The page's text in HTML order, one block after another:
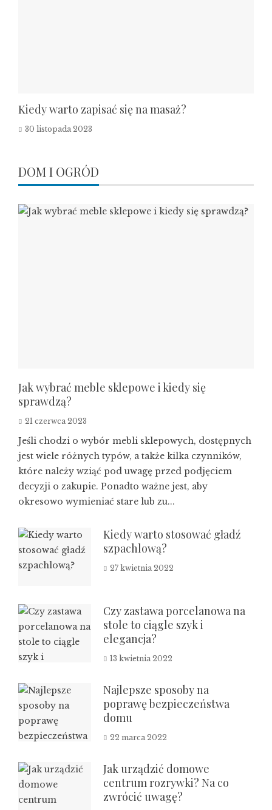
Kiedy warto zapisać się na masaż?
30 listopada 2023
DOM I OGRÓD
Jak wybrać meble sklepowe i kiedy się
sprawdzą?
21 czerwca 2023
Jeśli chodzi o wybór mebli sklepowych, dostępnych
jest wiele różnych typów, a także kilka czynników,
które należy wziąć pod uwagę przed podjęciem
decyzji o zakupie. Ponadto ważne jest, aby
okresowo wymieniać stare lub zu...
Kiedy warto stosować gładź
szpachlową?
27 kwietnia 2022
Czy zastawa porcelanowa na
stole to ciągle szyk i
elegancja?
13 kwietnia 2022
Najlepsze sposoby na
poprawę bezpieczeństwa
domu
22 marca 2022
Jak urządzić domowe
centrum rozrywki? Na co
zwrócić uwagę?